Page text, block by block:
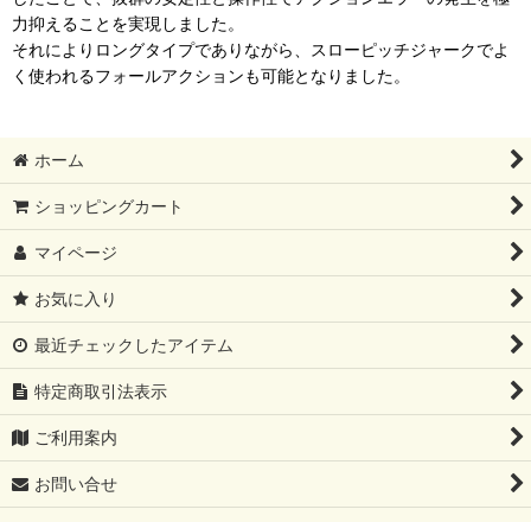
力抑えることを実現しました。
それによりロングタイプでありながら、スローピッチジャークでよ
く使われるフォールアクションも可能となりました。
ホーム
ショッピングカート
マイページ
お気に入り
最近チェックしたアイテム
特定商取引法表示
ご利用案内
お問い合せ